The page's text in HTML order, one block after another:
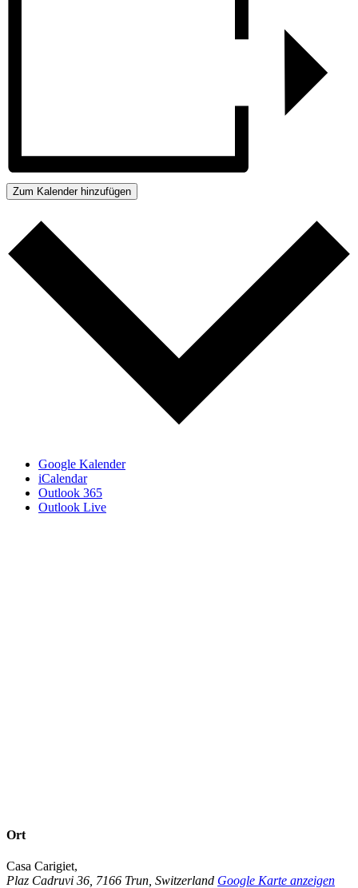
Zum Kalender hinzufügen
Google Kalender
iCalendar
Outlook 365
Outlook Live
Ort
Casa Carigiet,
Plaz Cadruvi 36 7166 Trun Switzerland Google Karte anzeigen